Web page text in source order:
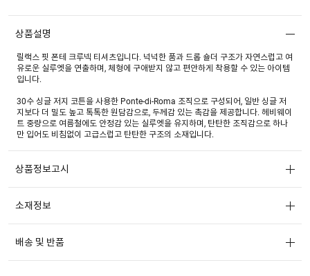
상품설명
릴랙스 핏 폰테 크루넥 티셔츠입니다. 넉넉한 품과 드롭 숄더 구조가 자연스럽고 여
유로운 실루엣을 연출하며, 체형에 구애받지 않고 편안하게 착용할 수 있는 아이템
입니다.
30수 싱글 저지 코튼을 사용한 Ponte-di-Roma 조직으로 구성되어, 일반 싱글 저
지보다 더 밀도 높고 톡톡한 원담감으로, 두께감 있는 촉감을 제공합니다. 헤비웨이
트 중량으로 여름철에도 안정감 있는 실루엣을 유지하며, 탄탄한 조직감으로 하나
만 입어도 비침없이 고급스럽고 탄탄한 구조의 소재입니다.
상품정보고시
소재정보
배송 및 반품